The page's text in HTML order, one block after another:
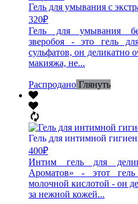
Гель для умывания с
320₽
Гель для умывания
зверобоя - это гель
сульфатов, он деликатно
макияжа, не...
Распродано Глянуть
Гель для интимной
400₽
Интим гель для
Ароматов» - этот
молочной кислотой - он
за нежной кожей...